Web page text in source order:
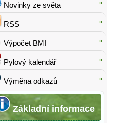
Novinky ze světa
RSS
Výpočet BMI
Pylový kalendář
Výměna odkazů
Základní informace